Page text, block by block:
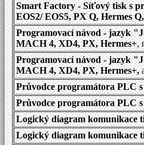
Smart Factory - Síťový tisk s
EOS2/ EOS5, PX Q, Hermes
Programovací návod - jazyk
MACH 4, XD4, PX, Hermes+,
Programovací návod - jazyk
MACH 4, XD4, PX, Hermes+,
Průvodce programátora PLC
Průvodce programátora PLC
Logický diagram komunikace
Logický diagram komunikace